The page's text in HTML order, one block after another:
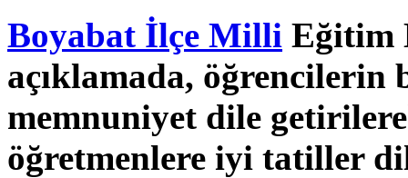
Boyabat İlçe Milli Eğitim
açıklamada, öğrencilerin
memnuniyet dile
öğretmenlere iyi tatiller